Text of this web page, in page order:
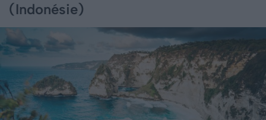
(Indonésie)